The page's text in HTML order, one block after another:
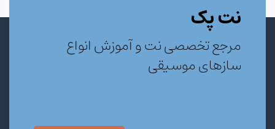
نت پک
مرجع تخصصی نت و آموزش انواع
سازهای موسیقی